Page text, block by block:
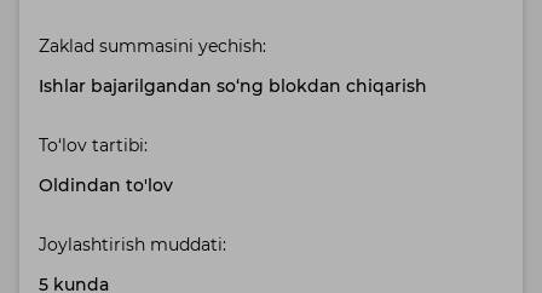
Zaklad summasini yechish:
Ishlar bajarilgandan so‘ng blokdan chiqarish
To‘lov tartibi:
Oldindan to'lov
Joylashtirish muddati:
5 kunda